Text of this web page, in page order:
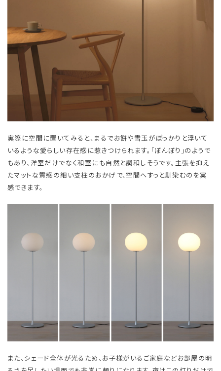
実際に空間に置いてみると、まるでお餅や雪玉がぽっかりと浮いて
いるような愛らしい存在感に惹きつけられます。「ぼんぼり」のようで
もあり、洋室だけでなく和室にも自然と調和しそうです。主張を抑え
たマットな質感の細い支柱のおかげで、空間へすっと馴染むのを実
感できます。
また、シェード全体が光るため、お子様がいるご家庭などお部屋の明